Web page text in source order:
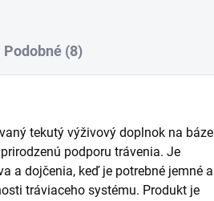
Podobné (8)
tekutý výživový doplnok na báze
podporu trávenia. Je
a dojčenia, keď je potrebné jemné a
tráviaceho systému. Produkt je